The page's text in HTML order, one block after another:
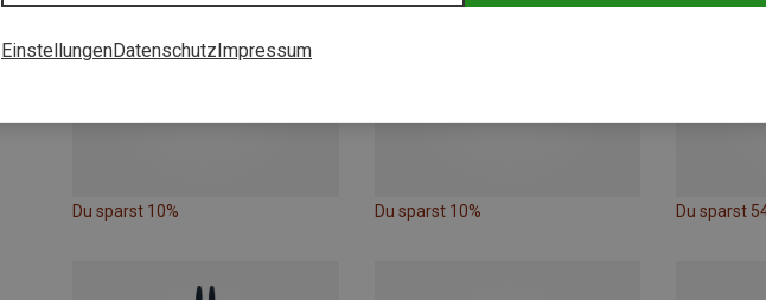
Du sparst 10% Du sparst 10% Du sparst
EinstellungenDatenschutzImpressum